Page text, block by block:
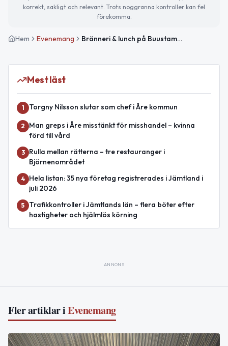
korrekt, sakligt och relevant. Trots noggranna kontroller kan fel
förekomma.
Hem Evenemang Bränneri & lunch på Buustamon
Mest läst
1 Torgny Nilsson slutar som chef i Åre kommun
2
Man greps i Åre misstänkt för misshandel – kvinna
förd till vård
3
Rulla mellan rätterna – tre restauranger i
Björnenområdet
4
Hela listan: 35 nya företag registrerades i Jämtland i
juli 2026
5
Trafikkontroller i Jämtlands län – flera böter efter
hastigheter och hjälmlös körning
ANNONS
Fler artiklar iEvenemang